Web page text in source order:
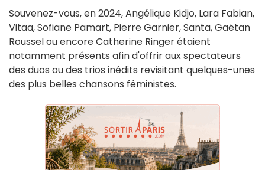
Souvenez-vous, en 2024, Angélique Kidjo, Lara Fabian,
Vitaa, Sofiane Pamart, Pierre Garnier, Santa, Gaëtan
Roussel ou encore Catherine Ringerétaient
notamment présents afin d'offrir aux spectateurs
des duos ou des trios inédits revisitant quelques-unes
des plus belles chansons féministes.